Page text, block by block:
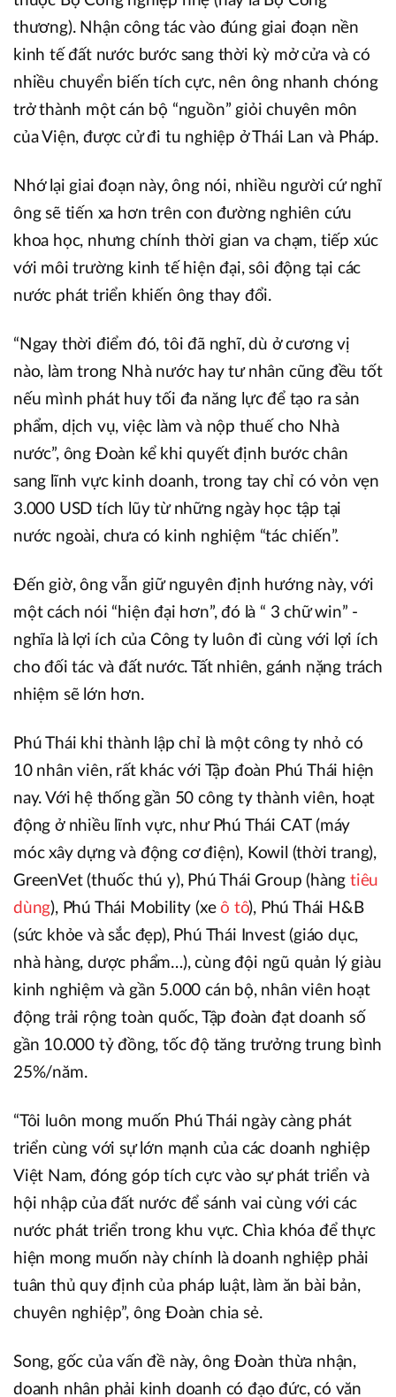
thương). Nhận công tác vào đúng giai đoạn nền
kinh tế đất nước bước sang thời kỳ mở cửa và có
nhiều chuyển biến tích cực, nên ông nhanh chóng
trở thành một cán bộ “nguồn” giỏi chuyên môn
của Viện, được cử đi tu nghiệp ở Thái Lan và Pháp.
Nhớ lại giai đoạn này, ông nói, nhiều người cứ nghĩ
ông sẽ tiến xa hơn trên con đường nghiên cứu
khoa học, nhưng chính thời gian va chạm, tiếp xúc
với môi trường kinh tế hiện đại, sôi động tại các
nước phát triển khiến ông thay đổi.
“Ngay thời điểm đó, tôi đã nghĩ, dù ở cương vị
nào, làm trong Nhà nước hay tư nhân cũng đều tốt
nếu mình phát huy tối đa năng lực để tạo ra sản
phẩm, dịch vụ, việc làm và nộp thuế cho Nhà
nước”, ông Đoàn kể khi quyết định bước chân
sang lĩnh vực kinh doanh, trong tay chỉ có vỏn vẹn
3.000 USD tích lũy từ những ngày học tập tại
nước ngoài, chưa có kinh nghiệm “tác chiến”.
Đến giờ, ông vẫn giữ nguyên định hướng này, với
một cách nói “hiện đại hơn”, đó là “ 3 chữ win” -
nghĩa là lợi ích của Công ty luôn đi cùng với lợi ích
cho đối tác và đất nước. Tất nhiên, gánh nặng trách
nhiệm sẽ lớn hơn.
Phú Thái khi thành lập chỉ là một công ty nhỏ có
10 nhân viên, rất khác với Tập đoàn Phú Thái hiện
nay. Với hệ thống gần 50 công ty thành viên, hoạt
động ở nhiều lĩnh vực, như Phú Thái CAT (máy
móc xây dựng và động cơ điện), Kowil (thời trang),
GreenVet (thuốc thú y), Phú Thái Group (hàng tiêu
dùng), Phú Thái Mobility (xeô tô), Phú Thái H&B
(sức khỏe và sắc đẹp), Phú Thái Invest (giáo dục,
nhà hàng, dược phẩm…), cùng đội ngũ quản lý giàu
kinh nghiệm và gần 5.000 cán bộ, nhân viên hoạt
động trải rộng toàn quốc, Tập đoàn đạt doanh số
gần 10.000 tỷ đồng, tốc độ tăng trưởng trung bình
25%/năm.
“Tôi luôn mong muốn Phú Thái ngày càng phát
triển cùng với sự lớn mạnh của các doanh nghiệp
Việt Nam, đóng góp tích cực vào sự phát triển và
hội nhập của đất nước để sánh vai cùng với các
nước phát triển trong khu vực. Chìa khóa để thực
hiện mong muốn này chính là doanh nghiệp phải
tuân thủ quy định của pháp luật, làm ăn bài bản,
chuyên nghiệp”, ông Đoàn chia sẻ.
Song, gốc của vấn đề này, ông Đoàn thừa nhận,
doanh nhân phải kinh doanh có đạo đức, có văn